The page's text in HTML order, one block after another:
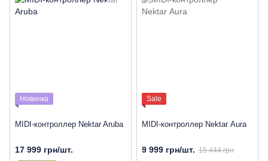
Новинка
MIDI-контроллер Nektar Aruba
17 999 грн/шт.
Sale
MIDI-контроллер Nektar Aura
9 999 грн/шт. 15 444 грн